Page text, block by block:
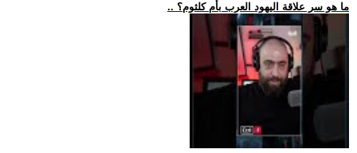
.. ما هو سر علاقة اليهود العرب بأم كلثوم؟